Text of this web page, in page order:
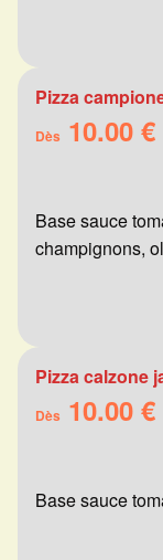
Pizza
Dès 10.00 €
Base sauce
champignons,
Pizza calzone
Dès 10.00 €
Base sauce